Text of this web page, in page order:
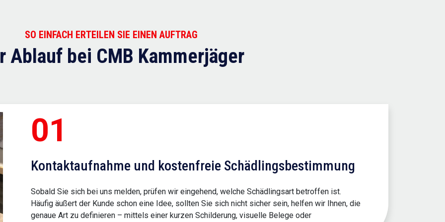
SO EINFACH ERTEILEN SIE EINEN AUFTRAG
Ablauf bei CMB Kammerjäger
01
Kontaktaufnahme und kostenfreie Schädlingsbestimmung
Sobald Sie sich bei uns melden, prüfen wir eingehend, welche Schädlingsart betroffen ist.
Häufig äußert der Kunde schon eine Idee, sollten Sie sich nicht sicher sein, helfen wir Ihnen, die
genaue Art zu definieren – mittels einer kurzen Schilderung, visuelle Belege oder